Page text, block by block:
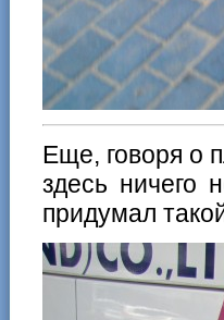
Еще, говоря о
здесь ничего
придумал